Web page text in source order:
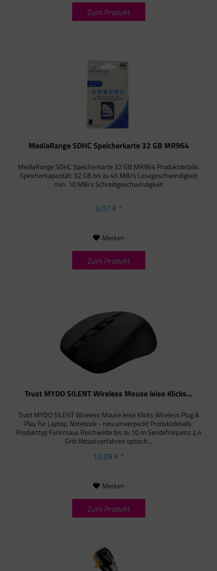
Zum Produkt
MediaRange SDHC Speicherkarte 32 GB MR964
MediaRange SDHC Speicherkarte 32 GB MR964 Produktdetails:
Speicherkapazität: 32 GB bis zu 45 MB/s Lesegeschwindigkeit
min. 10 MB/s Schreibgeschwindigkeit
9,07 € *
Merken
Zum Produkt
Trust MYDO SILENT Wireless Mouse leise Klicks...
Trust MYDO SILENT Wireless Mouse leise Klicks Wireless Plug &
Play für Laptop, Notebook - neu umverpackt Produktdetails:
Produkttyp Funkmaus Reichweite bis zu 10 m Sendefrequenz 2,4
GHz Abtastverfahren optisch...
12,09 € *
Merken
Zum Produkt